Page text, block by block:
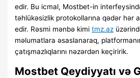
edir. Bu icmal, Mostbet-in
təhlükəsizlik protokollarına qədər hər
edir. Rəsmi mənbə kimitmz.az
məlumatlara əsaslanaraq,
çatışmazlıqlarını nəzərdən keçiririk.
Mostbet Qeydiyyatı və